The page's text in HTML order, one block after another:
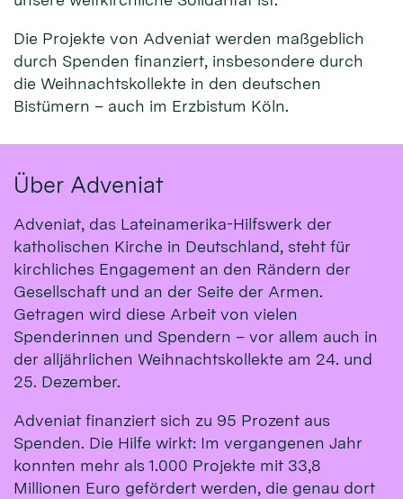
Die Projekte von Adveniat werden maßgeblich
durch Spenden finanziert, insbesondere durch
die Weihnachtskollekte in den deutschen
Bistümern – auch im Erzbistum Köln.
Über Adveniat
Adveniat, das Lateinamerika-Hilfswerk der
katholischen Kirche in Deutschland, steht für
kirchliches Engagement an den Rändern der
Gesellschaft und an der Seite der Armen.
Getragen wird diese Arbeit von vielen
Spenderinnen und Spendern – vor allem auch in
der alljährlichen Weihnachtskollekte am 24. und
25. Dezember.
Adveniat finanziert sich zu 95 Prozent aus
Spenden. Die Hilfe wirkt: Im vergangenen Jahr
konnten mehr als 1.000 Projekte mit 33,8
Millionen Euro gefördert werden, die genau dort